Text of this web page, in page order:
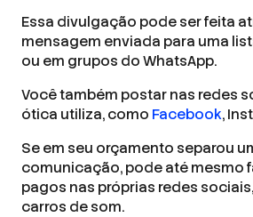
Essa divulgação pode ser feita
mensagem enviada para uma
ou em grupos do WhatsApp.
Você também postar nas redes
ótica utiliza, como Facebook,
Se em seu orçamento separou
comunicação, pode até mesmo
pagos nas próprias redes
carros de som.